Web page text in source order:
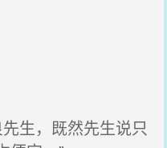
生，既然先生说只